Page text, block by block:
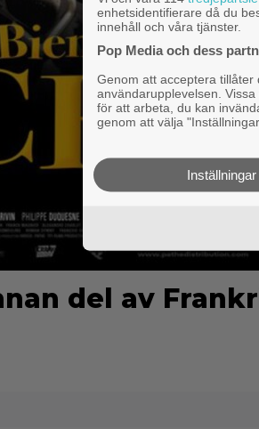
del av
enhetsidentifierare då du
innehåll och våra tjänster.
Pop Media och dess
Genom att acceptera
användarupplevelsen.
för att arbeta, du kan
genom att välja
Inställningar